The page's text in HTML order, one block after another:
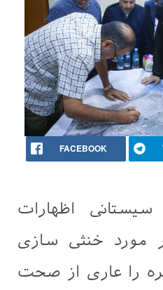
FACEBOOK
سیستانی اظهارات
مورد خنثى سازی
را عاری از صحت